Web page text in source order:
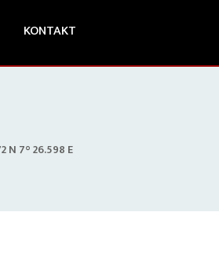
KONTAKT
N 7° 26.598 E